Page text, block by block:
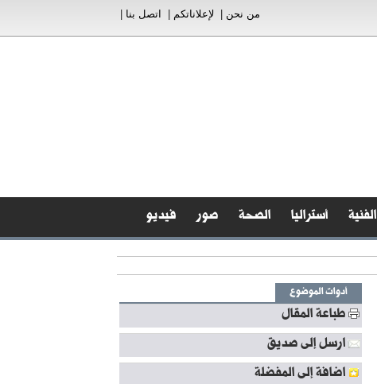
من نحن لإعلاناتكم اتصل بنا
الفنية أستراليا الصحة صور فيديو
أدوات الموضوع
طباعة المقال
ارسل إلى صديق
اضافة إلى المفضلة